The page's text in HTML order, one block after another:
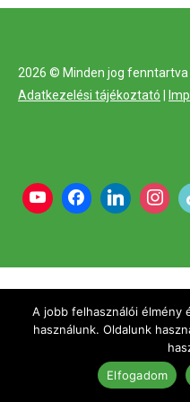
2026 © Minden jog fenntartva
Adatkezelési tájékoztató
A jobb felhasználói élmény
használunk. Oldalunk
Elfogadom